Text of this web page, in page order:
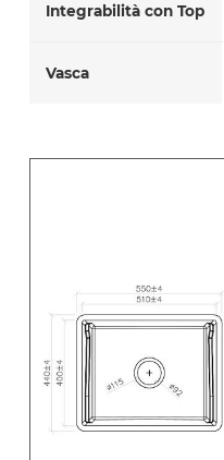
Integrabilità con Top
Vasca